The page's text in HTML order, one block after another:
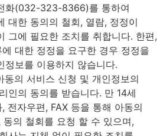
화(032-323-8366)를 통하여
대한 동의의 철회, 열람, 정정이
그에 필요한 조치를 취합니다. 한편,
대한 정정을 요구한 경우 정정을
정보를 이용하지 않습니다.
동의 서비스 신청 및 개인정보의
인의 동의를 받습니다. 만 14세
전자우편, FAX 등을 통해 아동의
의 철회를 요청 할 수 있으며,